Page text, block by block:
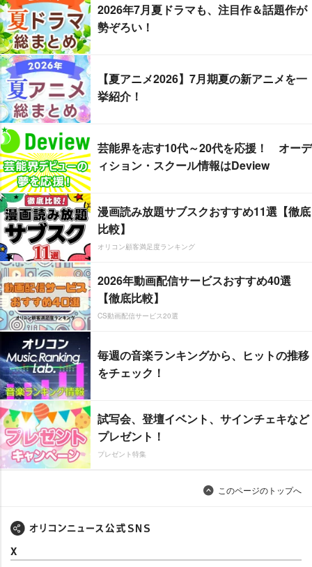
2026年7月夏ドラマも、注目作＆話題作が
勢ぞろい！
【夏アニメ2026】7月期夏の新アニメを一
挙紹介！
芸能界を志す10代～20代を応援！ オーデ
ィション・スクール情報はDeview
漫画読み放題サブスクおすすめ11選【徹底
比較】
オリコン顧客満足度ランキング
2026年動画配信サービスおすすめ40選
【徹底比較】
CS動画配信サービス20選
毎週の音楽ランキングから、ヒットの推移
をチェック！
試写会、登壇イベント、サインチェキなど
プレゼント！
プレゼント特集
このページのトップへ
X